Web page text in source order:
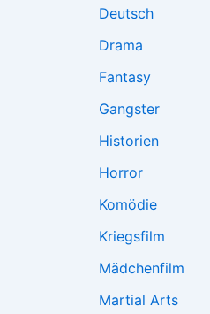
Deutsch
Drama
Fantasy
Gangster
Historien
Horror
Komödie
Kriegsfilm
Mädchenfilm
Martial Arts